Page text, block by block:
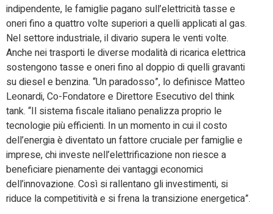
indipendente, le famiglie pagano sull’elettricità tasse e
oneri fino a quattro volte superiori a quelli applicati al gas.
Nel settore industriale, il divario supera le venti volte.
Anche nei trasporti le diverse modalità di ricarica elettrica
sostengono tasse e oneri fino al doppio di quelli gravanti
su diesel e benzina. “Un paradosso”, lo definisce Matteo
Leonardi, Co-Fondatore e Direttore Esecutivo del think
tank. “Il sistema fiscale italiano penalizza proprio le
tecnologie più efficienti. In un momento in cui il costo
dell’energia è diventato un fattore cruciale per famiglie e
imprese, chi investe nell’elettrificazione non riesce a
beneficiare pienamente dei vantaggi economici
dell’innovazione. Così si rallentano gli investimenti, si
riduce la competitività e si frena la transizione energetica”.